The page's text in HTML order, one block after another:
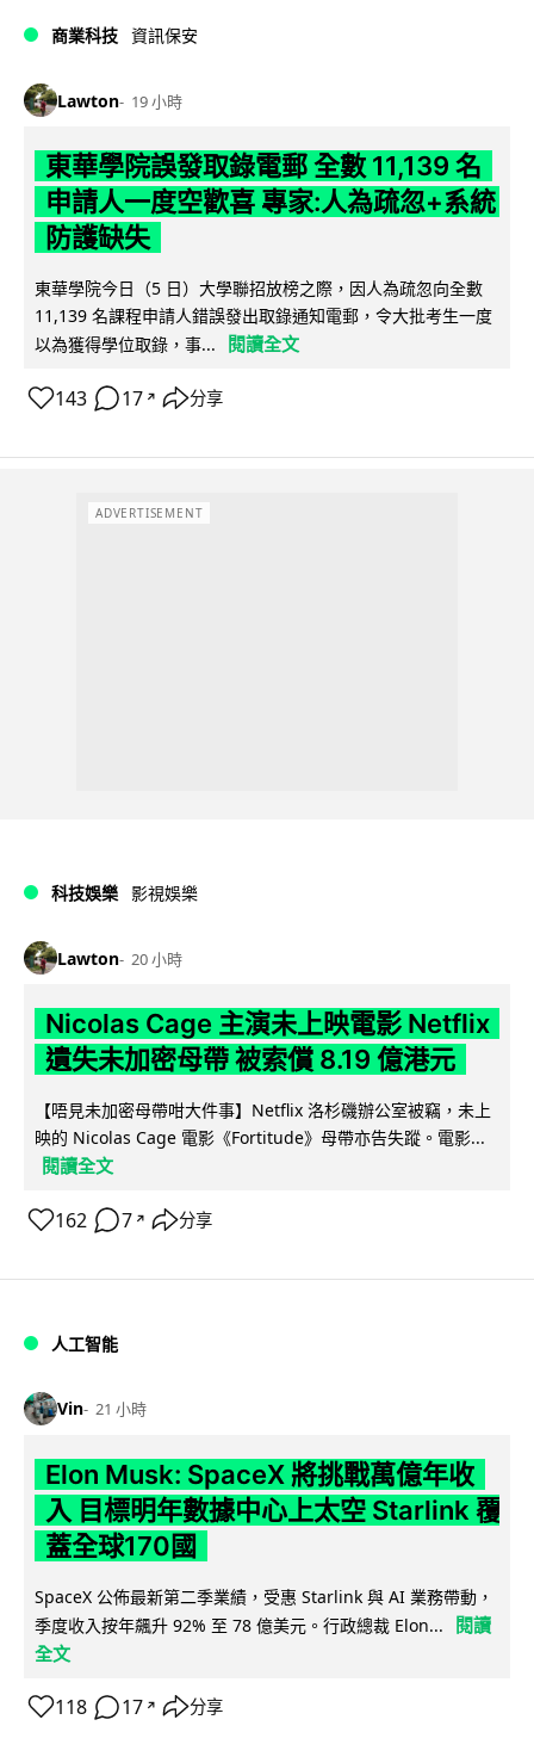
商業科技 資訊保安
Lawton 19 小時
東華學院誤發取錄電郵 全數 11,139 名
申請人一度空歡喜 專家:人為疏忽+系統
防護缺失
東華學院今日（5 日）大學聯招放榜之際，因人為疏忽向全數
11,139 名課程申請人錯誤發出取錄通知電郵，令大批考生一度
以為獲得學位取錄，事...
閱讀全文
143 17 ↗ 分享
ADVERTISEMENT
科技娛樂 影視娛樂
Lawton 20 小時
Nicolas Cage 主演未上映電影 Netflix
遺失未加密母帶 被索償 8.19 億港元
【唔見未加密母帶咁大件事】Netflix 洛杉磯辦公室被竊，未上
映的 Nicolas Cage 電影《Fortitude》母帶亦告失蹤。電影...
閱讀全文
162 7 ↗ 分享
人工智能
Vin 21 小時
Elon Musk: SpaceX 將挑戰萬億年收
入 目標明年數據中心上太空 Starlink 覆
蓋全球170國
SpaceX 公佈最新第二季業績，受惠 Starlink 與 AI 業務帶動，
季度收入按年飆升 92% 至 78 億美元。行政總裁 Elon...
閱讀
全文
118 17 ↗ 分享